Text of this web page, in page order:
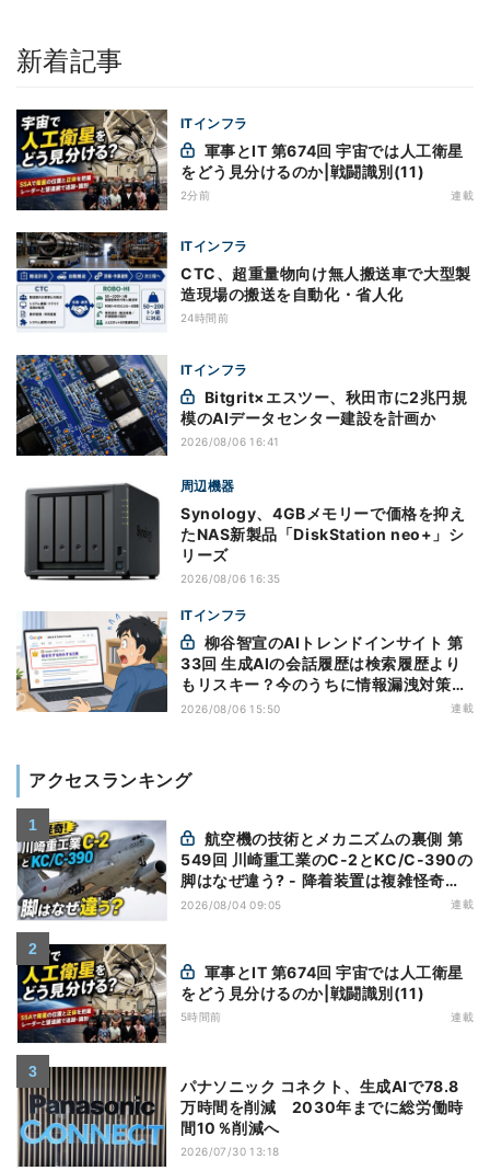
新着記事
ITインフラ
をどう見分けるのか|戦闘識別(11)
2分前 連載
ITインフラ
CTC、超重量物向け無人搬送車で大型製
造現場の搬送を自動化・省人化
24時間前
ITインフラ
模のAIデータセンター建設を計画か
2026/08/06 16:41
周辺機器
Synology、4GBメモリーで価格を抑え
たNAS新製品「DiskStation neo+」シ
リーズ
2026/08/06 16:35
ITインフラ
33回 生成AIの会話履歴は検索履歴より
もリスキー？今のうちに情報漏洩対策を
万全にしておこう
2026/08/06 15:50 連載
アクセスランキング
549回 川崎重工業のC-2とKC/C-390の
脚はなぜ違う? - 降着装置は複雑怪奇
(5)|軍用輸送機(10)
2026/08/04 09:05 連載
をどう見分けるのか|戦闘識別(11)
5時間前 連載
パナソニック コネクト、生成AIで78.8
万時間を削減 2030年までに総労働時
間10％削減へ
2026/07/30 13:18